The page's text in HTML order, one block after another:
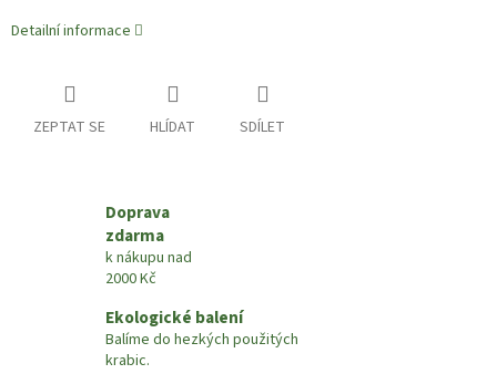
Detailní informace
ZEPTAT SE HLÍDAT SDÍLET
Doprava
zdarma
k nákupu nad
2000 Kč
Ekologické balení
Balíme do hezkých použitých
krabic.